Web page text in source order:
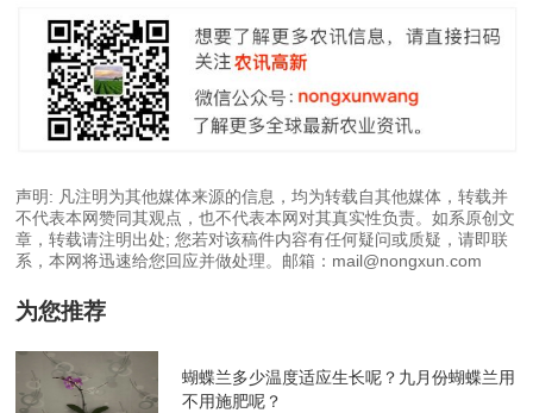
声明: 凡注明为其他媒体来源的信息，均为转载自其他媒体，转载并
不代表本网赞同其观点，也不代表本网对其真实性负责。如系原创文
章，转载请注明出处; 您若对该稿件内容有任何疑问或质疑，请即联
系，本网将迅速给您回应并做处理。邮箱：mail@nongxun.com
为您推荐
蝴蝶兰多少温度适应生长呢？九月份蝴蝶兰用
不用施肥呢？